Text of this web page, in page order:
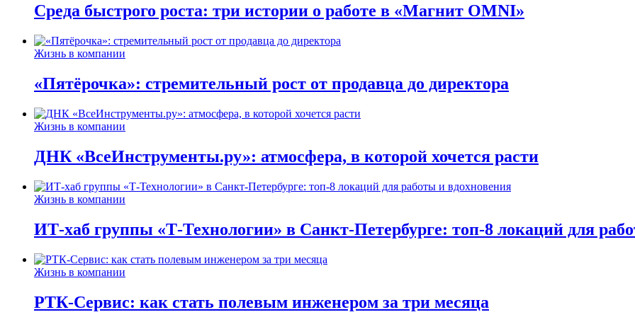
Среда быстрого роста: три истории о работе в «Магнит OMNI»
Жизнь в компании
«Пятёрочка»: стремительный рост от продавца до директора
Жизнь в компании
ДНК «ВсеИнструменты.ру»: атмосфера, в которой хочется расти
Жизнь в компании
ИТ-хаб группы «Т-Технологии» в Санкт-Петербурге: топ-8 локаций для
Жизнь в компании
РТК-Сервис: как стать полевым инженером за три месяца